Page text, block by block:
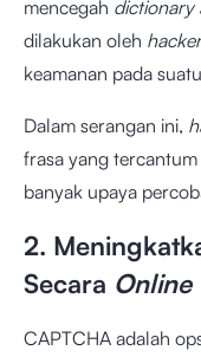
mencegah dictionary
dilakukan oleh
keamanan pada
Dalam serangan ini,
frasa yang tercantum
banyak upaya
2.
Secara Online
CAPTCHA adalah